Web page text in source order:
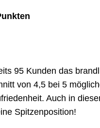
95 Kunden das
von 4,5 bei 5
Auch in
Spitzenposition!